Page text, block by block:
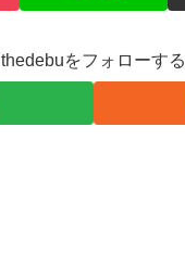
thedebuをフォローする